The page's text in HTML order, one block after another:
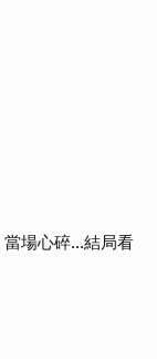
場心碎...結局看